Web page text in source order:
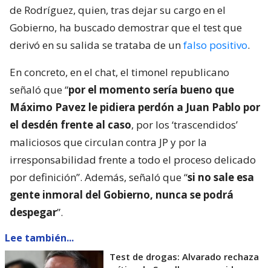
de Rodríguez, quien, tras dejar su cargo en el
Gobierno, ha buscado demostrar que el test que
derivó en su salida se trataba de unfalso positivo.
En concreto, en el chat, el timonel republicano
señaló que “por el momento sería bueno que
Máximo Pavez le pidiera perdón a Juan Pablo por
el desdén frente al caso, por los ‘trascendidos’
maliciosos que circulan contra JP y por la
irresponsabilidad frente a todo el proceso delicado
por definición”. Además, señaló que “si no sale esa
gente inmoral del Gobierno, nunca se podrá
despegar”.
Lee también...
Test de drogas: Alvarado rechaza